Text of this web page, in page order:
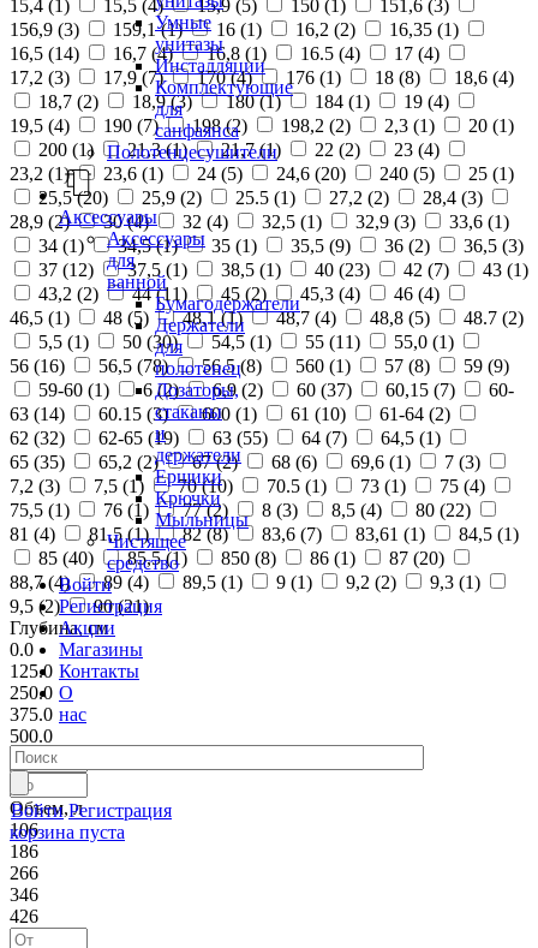
Умные
унитазы
Инсталляции
Комплектующие
для
санфаянса
Полотенцесушители
Аксессуары
Аксессуары
для
ванной
Бумагодержатели
Держатели
для
полотенец
Дозаторы,
стаканы
и
держатели
Ершики
Крючки
Мыльницы
Чистящее
средство
Войти
Регистрация
Акции
Магазины
Контакты
О
нас
Войти Регистрация
корзина пуста
15,4 (1 ) 15,5 (4) 15,9 (5) 150 (1 ) 151,6 (3)
156,9 (3) 159,1 (1) 16 (1) 16,2 (2) 16,35 (1)
16,5 (14) 16,7 (4) 16,8 (1) 16.5 (4) 17 (4)
17,2 (3) 17,9 (7) 170 (4) 176 (1) 18 (8) 18,6 (4)
18,7 (2) 18,9 (3) 180 (1) 184 (1) 19 (4)
19,5 (4) 190 (7) 198 (2) 198,2 (2) 2,3 (1) 20 (1)
200 (1) 21,3 (1) 21,7 (1) 22 (2) 23 (4)
23,2 (1) 23,6 (1) 24 (5) 24,6 (20) 240 (5) 25 (1)
25,5 (20) 25,9 (2) 25.5 (1) 27,2 (2) 28,4 (3)
28,9 (2) 30 (4) 32 (4) 32,5 (1) 32,9 (3) 33,6 (1)
34 (1) 34,5 (1) 35 (1) 35,5 (9) 36 (2) 36,5 (3)
37 (12) 37,5 (1) 38,5 (1) 40 (23) 42 (7) 43 (1)
43,2 (2) 44 (11) 45 (2) 45,3 (4) 46 (4)
46,5 (1) 48 (5) 48,1 (1) 48,7 (4) 48,8 (5) 48.7 (2)
5,5 (1) 50 (30) 54,5 (1) 55 (11) 55,0 (1)
56 (16) 56,5 (78) 56.5 (8) 560 (1) 57 (8) 59 (9)
59-60 (1) 6 (2) 6,9 (2) 60 (37) 60,15 (7)
60-
63 (14) 60.15 (3) 600 (1) 61 (10) 61-64 (2)
62 (32) 62-65 (19) 63 (55) 64 (7) 64,5 (1)
65 (35) 65,2 (2) 67 (2) 68 (6) 69,6 (1) 7 (3)
7,2 (3) 7,5 (1) 70 (10) 70.5 (1) 73 (1) 75 (4)
75,5 (1) 76 (1) 77 (2) 8 (3) 8,5 (4) 80 (22)
81 (4) 81,5 (1) 82 (8) 83,6 (7) 83,61 (1) 84,5 (1)
85 (40) 85,5 (1) 850 (8) 86 (1) 87 (20)
88,7 (4) 89 (4) 89,5 (1) 9 (1) 9,2 (2) 9,3 (1)
9,5 (2) 90 (21)
Глубина, см
0.0
125.0
250.0
375.0
500.0
Объем, л
106
186
266
346
426